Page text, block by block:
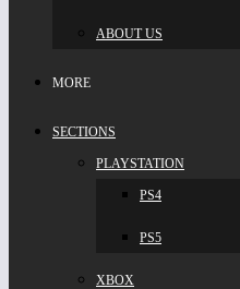
ABOUT US
MORE
SECTIONS
PLAYSTATION
PS4
PS5
XBOX